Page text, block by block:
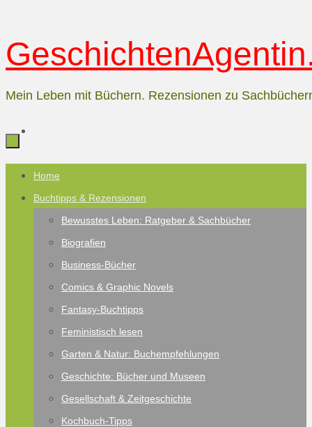
Inhalt
Mein Leben mit Büchern. Rezensionen zu
Zum
Inhalt
springen
Home
Buchtipps & Rezensionen
Bewusstes Leben: Ratgeber & Sachbücher
Biografien
Business-Bücher
Comics & Graphic Novels
Fantasy-Buchtipps
Feministisch lesen
Garten & Natur: Buchempfehlungen
Geschichte: Bücher und Museen
Gesellschaft & Zeitgeschichte
Kochbuch-Tipps